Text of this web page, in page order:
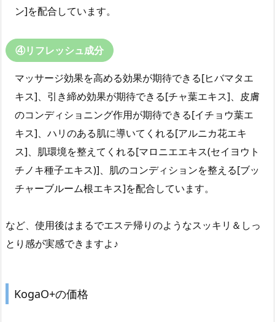
ン]を配合しています。
④リフレッシュ成分
マッサージ効果を高める効果が期待できる[ヒバマタエ
キス]、引き締め効果が期待できる[チャ葉エキス]、皮膚
のコンディショニング作用が期待できる[イチョウ葉エ
キス]、ハリのある肌に導いてくれる[アルニカ花エキ
ス]、肌環境を整えてくれる[マロニエエキス(セイヨウト
チノキ種子エキス)]、肌のコンディションを整える[ブッ
チャーブルーム根エキス]を配合しています。
など、使用後はまるでエステ帰りのようなスッキリ＆しっ
とり感が実感できますよ♪
KogaO+の価格